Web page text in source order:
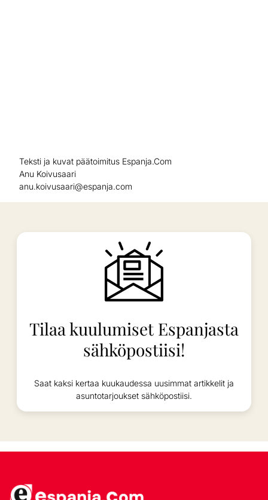
Teksti ja kuvat päätoimitus Espanja.Com
Anu Koivusaari
anu.koivusaari@espanja.com
Tilaa kuulumiset Espanjasta
sähköpostiisi!
Saat kaksi kertaa kuukaudessa uusimmat artikkelit ja
asuntotarjoukset sähköpostiisi.